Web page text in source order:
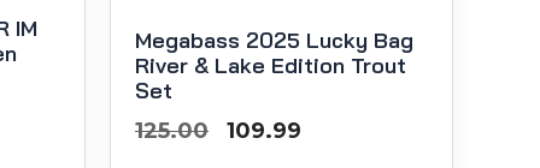
IM
Megabass 2025 Lucky Bag
River & Lake Edition Trout
Set
125.00
Oorspronkelijke
109.99